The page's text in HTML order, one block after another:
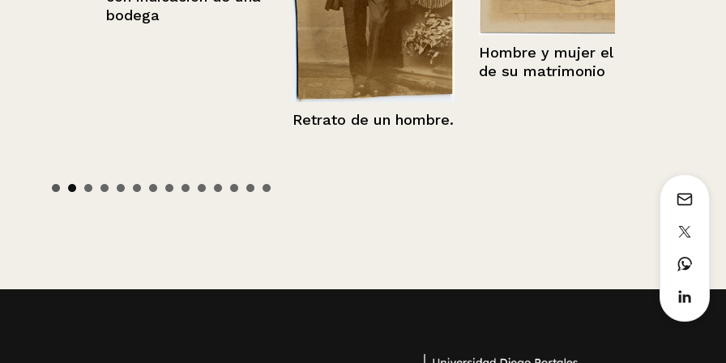
bodega
Retrato de un hombre.
Hombre y mujer el día
de su matrimonio